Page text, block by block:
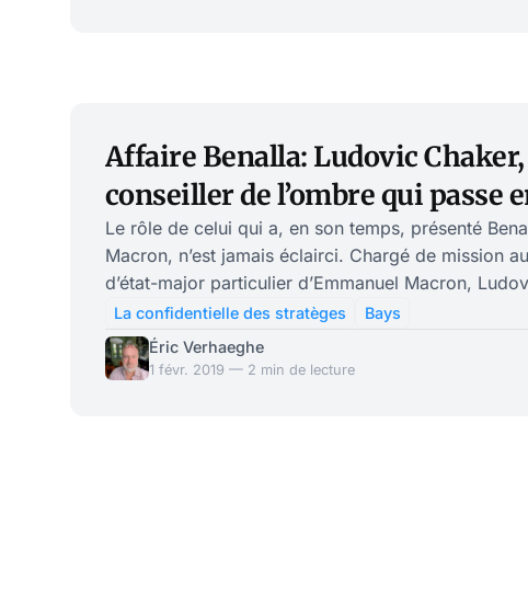
Affaire Benalla: Ludovic Chaker,
conseiller de l’ombre qui passe
gouttes
Le rôle de celui qui a, en son temps, présenté
Macron, n’est jamais éclairci. Chargé de mission
d’état-major particulier d’Emmanuel Macron,
pour l’instant inaperçu dans ce dossier. Pourtant,
de savoir quel rôle cet homme-lige proche du
exactement dans l’ombre du Président… et d’Alexandre
La confidentielle des stratèges
Bays
Éric Verhaeghe
1 févr. 2019 — 2 min de lecture